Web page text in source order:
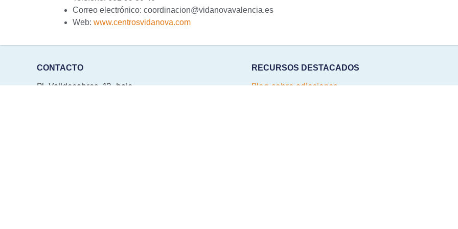
Correo electrónico: coordinacion@vidanovavalencia.es
Web: www.centrosvidanova.com
CONTACTO
Pl. Valldecabres, 12, bajo
RECURSOS DESTACADOS
Blog sobre adicciones